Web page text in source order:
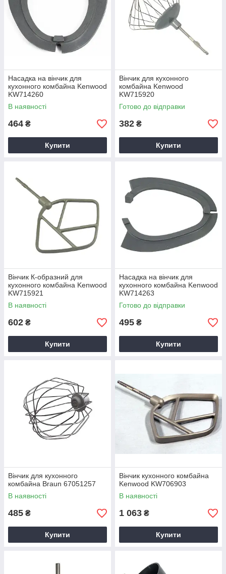
Насадка на вінчик для
кухонного комбайна Kenwood
KW714260
В наявності
464 ₴
Купити
Вінчик для кухонного
комбайна Kenwood
KW715920
Готово до відправки
382 ₴
Купити
Вінчик К-образний для
кухонного комбайна Kenwood
KW715921
В наявності
602 ₴
Купити
Насадка на вінчик для
кухонного комбайна Kenwood
KW714263
Готово до відправки
495 ₴
Купити
Вінчик для кухонного
комбайна Braun 67051257
В наявності
485 ₴
Купити
Вінчик кухонного комбайна
Kenwood KW706903
В наявності
1 063 ₴
Купити